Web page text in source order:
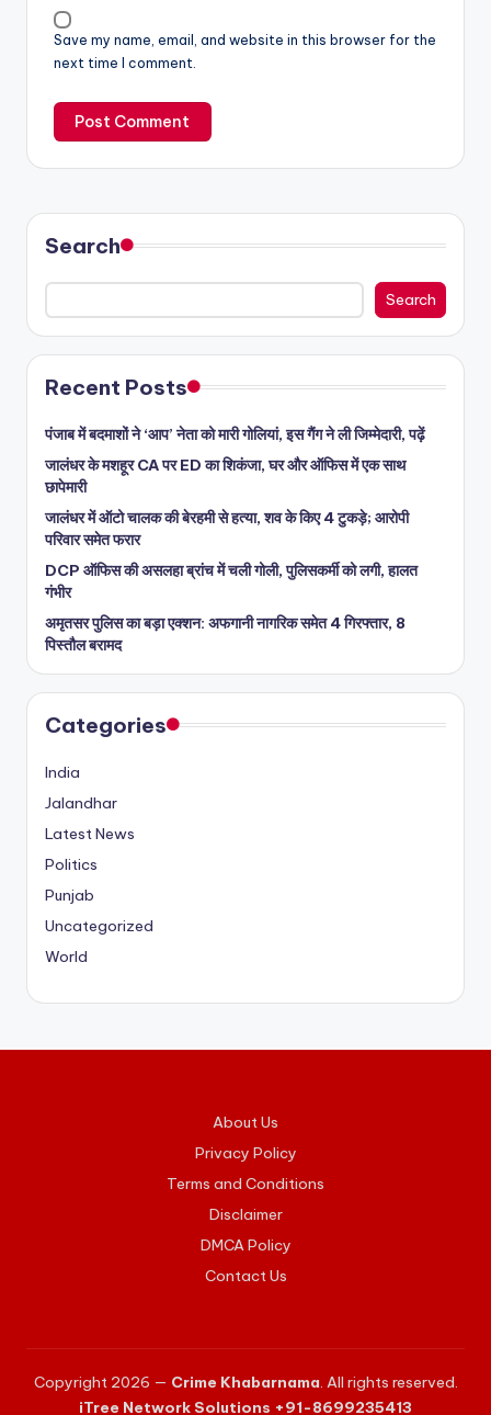
Save my name, email, and website in this browser for the
next time I comment.
Search
Search
Recent Posts
पंजाब में बदमाशों ने ‘आप’ नेता को मारी गोलियां, इस गैंग ने ली जिम्मेदारी, पढ़ें
जालंधर के मशहूर CA पर ED का शिकंजा, घर और ऑफिस में एक साथ
छापेमारी
जालंधर में ऑटो चालक की बेरहमी से हत्या, शव के किए 4 टुकड़े; आरोपी
परिवार समेत फरार
DCP ऑफिस की असलहा ब्रांच में चली गोली, पुलिसकर्मी को लगी, हालत
गंभीर
अमृतसर पुलिस का बड़ा एक्शन: अफगानी नागरिक समेत 4 गिरफ्तार, 8
पिस्तौल बरामद
Categories
India
Jalandhar
Latest News
Politics
Punjab
Uncategorized
World
About Us
Privacy Policy
Terms and Conditions
Disclaimer
DMCA Policy
Contact Us
Copyright 2026 — Crime Khabarnama. All rights reserved.
iTree Network Solutions +91-8699235413